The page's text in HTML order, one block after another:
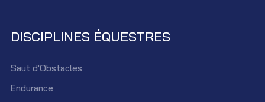
DISCIPLINES ÉQUESTRES
Saut d'Obstacles
Endurance